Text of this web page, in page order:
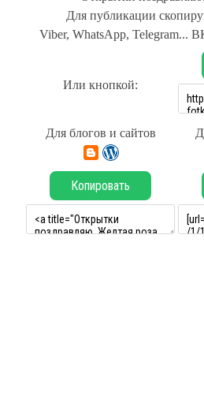
Для публикации
Viber, WhatsApp, Telegram...
Или кнопкой:
Для блогов и сайтов
Копировать